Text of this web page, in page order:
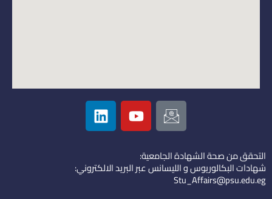
I
c
o
n
-
e
Y
o
u
u
b
L
i
n
e
d
التحقق من صحة الشهادة الجامعية:
شهادات البكالوريوس و الليسانس عبر البريد الالكتروني:
Stu_Affairs@psu.edu.eg